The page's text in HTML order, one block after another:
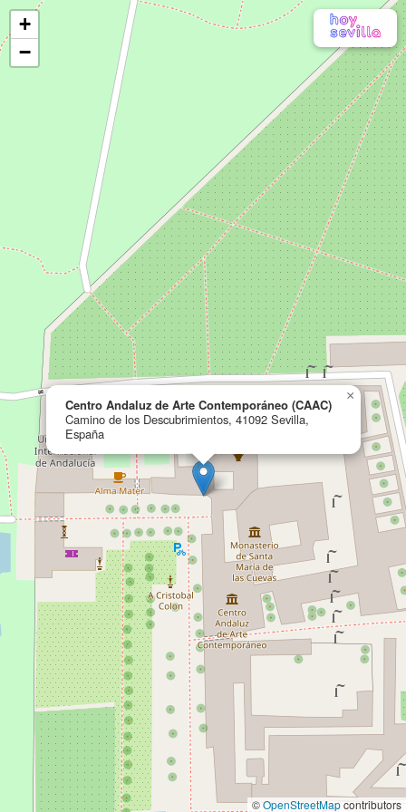
Centro Andaluz de Arte Contemporáneo (CAAC)
Camino de los Descubrimientos, 41092 Sevilla,
España
×
+
−
©OpenStreetMapcontributors